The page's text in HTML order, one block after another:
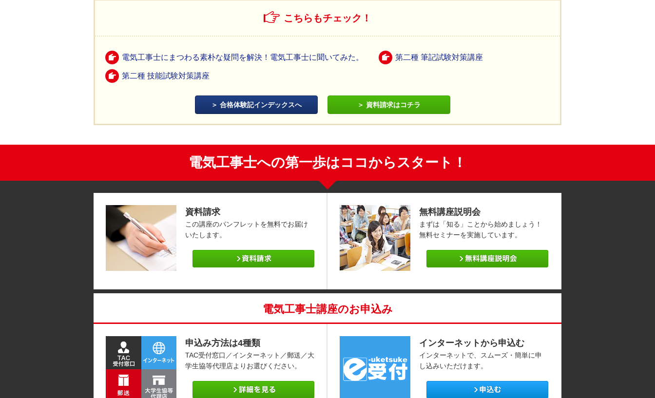
こちらもチェック！
電気工事士にまつわる素朴な疑問を解決！電気工事士に聞いてみた。 第二種 筆記試験対策講座
第二種 技能試験対策講座
合格体験記インデックスへ 資料請求はコチラ
電気工事士への第一歩はココからスタート！
資料請求
この講座のパンフレットを無料でお届け
いたします。
無料講座説明会
まずは「知る」ことから始めましょう！
無料セミナーを実施しています。
電気工事士講座のお申込み
申込み方法は4種類
TAC受付窓口／インターネット／郵送／大
学生協等代理店よりお選びください。
インターネットから申込む
インターネットで、スムーズ・簡単に申
し込みいただけます。